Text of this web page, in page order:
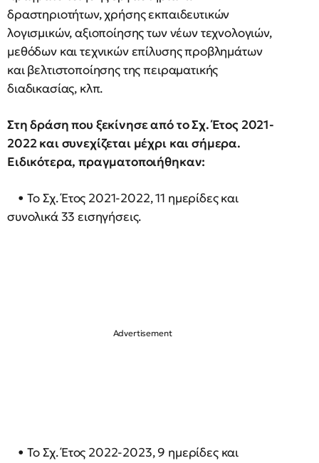
δραστηριοτήτων, χρήσης εκπαιδευτικών
λογισμικών, αξιοποίησης των νέων τεχνολογιών,
μεθόδων και τεχνικών επίλυσης προβλημάτων
και βελτιστοποίησης της πειραματικής
διαδικασίας, κλπ.
Στη δράση που ξεκίνησε από το Σχ. Έτος 2021-
2022 και συνεχίζεται μέχρι και σήμερα.
Ειδικότερα, πραγματοποιήθηκαν:
• Το Σχ. Έτος 2021-2022, 11 ημερίδες και
συνολικά 33 εισηγήσεις.
• Το Σχ. Έτος 2022-2023, 9 ημερίδες και